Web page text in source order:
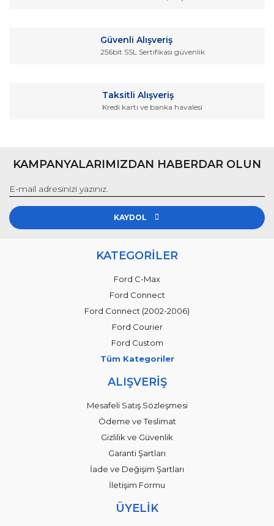
Güvenli Alışveriş
256bit SSL Sertifikası güvenlik
Taksitli Alışveriş
Kredi kartı ve banka havalesi
KAMPANYALARIMIZDAN HABERDAR OLUN
KAYDOL
KATEGORİLER
Ford C-Max
Ford Connect
Ford Connect (2002-2006)
Ford Courier
Ford Custom
Tüm Kategoriler
ALIŞVERİŞ
Mesafeli Satış Sözleşmesi
Ödeme ve Teslimat
Gizlilik ve Güvenlik
Garanti Şartları
İade ve Değişim Şartları
İletişim Formu
ÜYELİK